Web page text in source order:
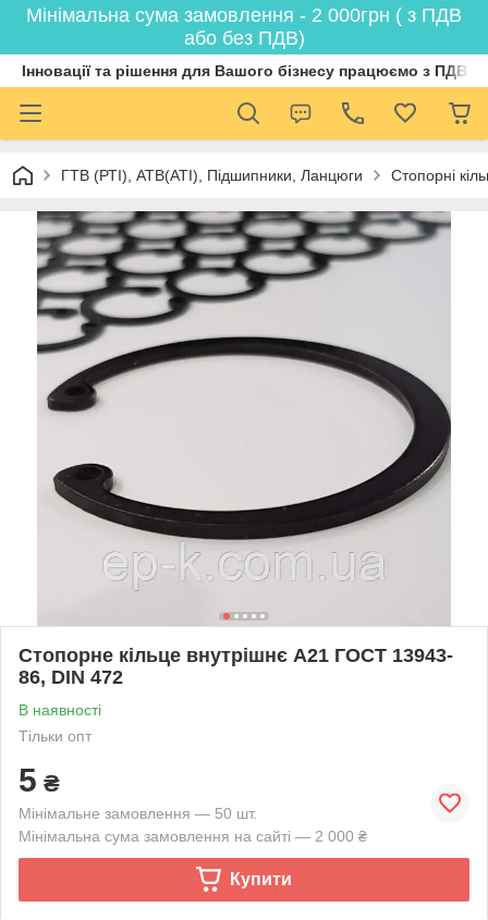
Мінімальна сума замовлення - 2 000грн ( з ПДВ
або без ПДВ)
Інновації та рішення для Вашого бізнесу працюємо з ПДВ
ГТВ (РТI), АТВ(АТI), Пiдшипники, Ланцюги Стопорні
Стопорне кільце внутрішнє А21 ГОСТ 13943-
86, DIN 472
В наявності
Тільки опт
5 ₴
Мінімальне замовлення — 50 шт.
Мінімальна сума замовлення на сайті — 2 000 ₴
Купити